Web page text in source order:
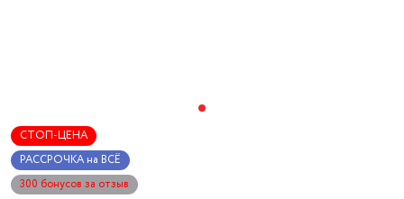
СТОП-ЦЕНА
РАССРОЧКА на ВСЁ
300 бонусов за отзыв